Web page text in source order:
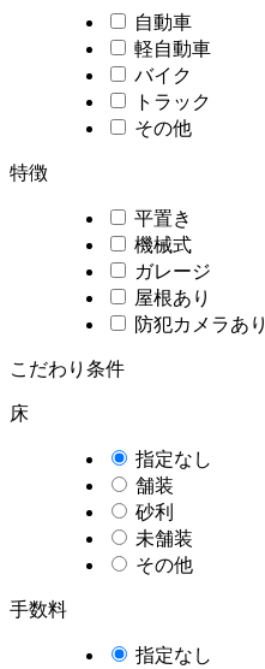
自動車
軽自動車
バイク
トラック
その他
特徴
平置き
機械式
ガレージ
屋根あり
防犯カメラあり
こだわり条件
床
指定なし
舗装
砂利
未舗装
その他
手数料
指定なし